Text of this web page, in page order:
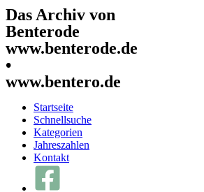
Das Archiv von
Benterode
www.benterode.de
•
www.bentero.de
Startseite
Schnellsuche
Kategorien
Jahreszahlen
Kontakt